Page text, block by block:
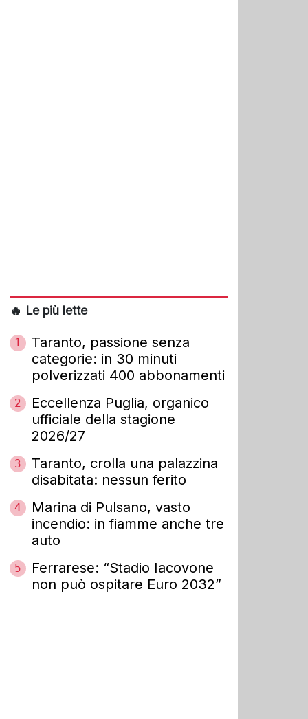
🔥 Le più lette
1
Taranto, passione senza
categorie: in 30 minuti
polverizzati 400 abbonamenti
2
Eccellenza Puglia, organico
ufficiale della stagione
2026/27
3
Taranto, crolla una palazzina
disabitata: nessun ferito
4
Marina di Pulsano, vasto
incendio: in fiamme anche tre
auto
5
Ferrarese: “Stadio Iacovone
non può ospitare Euro 2032”